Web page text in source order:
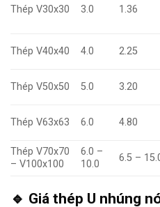
Thép V30x30 3.0 1.36
Thép V40x40 4.0 2.25
Thép V50x50 5.0 3.20
Thép V63x63 6.0 4.80
Thép V70x70
– V100x100
6.0 –
10.0
6.5 –
🔹 Giá thép U nhúng